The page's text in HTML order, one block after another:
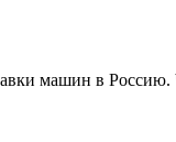
машин в